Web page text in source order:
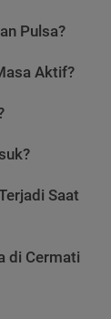
Pulsa?
Aktif?
Saat
di Cermati